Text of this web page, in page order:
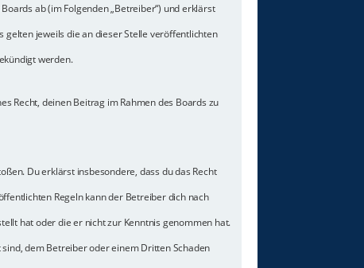
ab (im Folgenden „Betreiber“) und erklärst
gelten jeweils die an dieser Stelle veröffentlichten
werden.
Recht, deinen Beitrag im Rahmen des Boards zu
Du erklärst insbesondere, dass du das Recht
Regeln kann der Betreiber dich nach
hat oder die er nicht zur Kenntnis genommen hat.
dem Betreiber oder einem Dritten Schaden